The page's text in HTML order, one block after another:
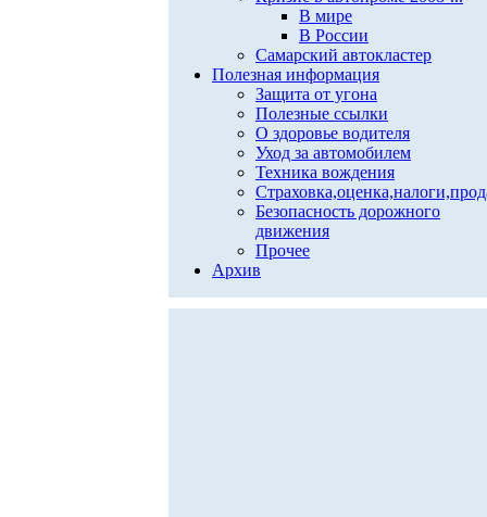
В мире
В России
Самарский автокластер
Полезная информация
Защита от угона
Полезные ссылки
О здоровье водителя
Уход за автомобилем
Техника вождения
Безопасность дорожного
движения
Прочее
Архив